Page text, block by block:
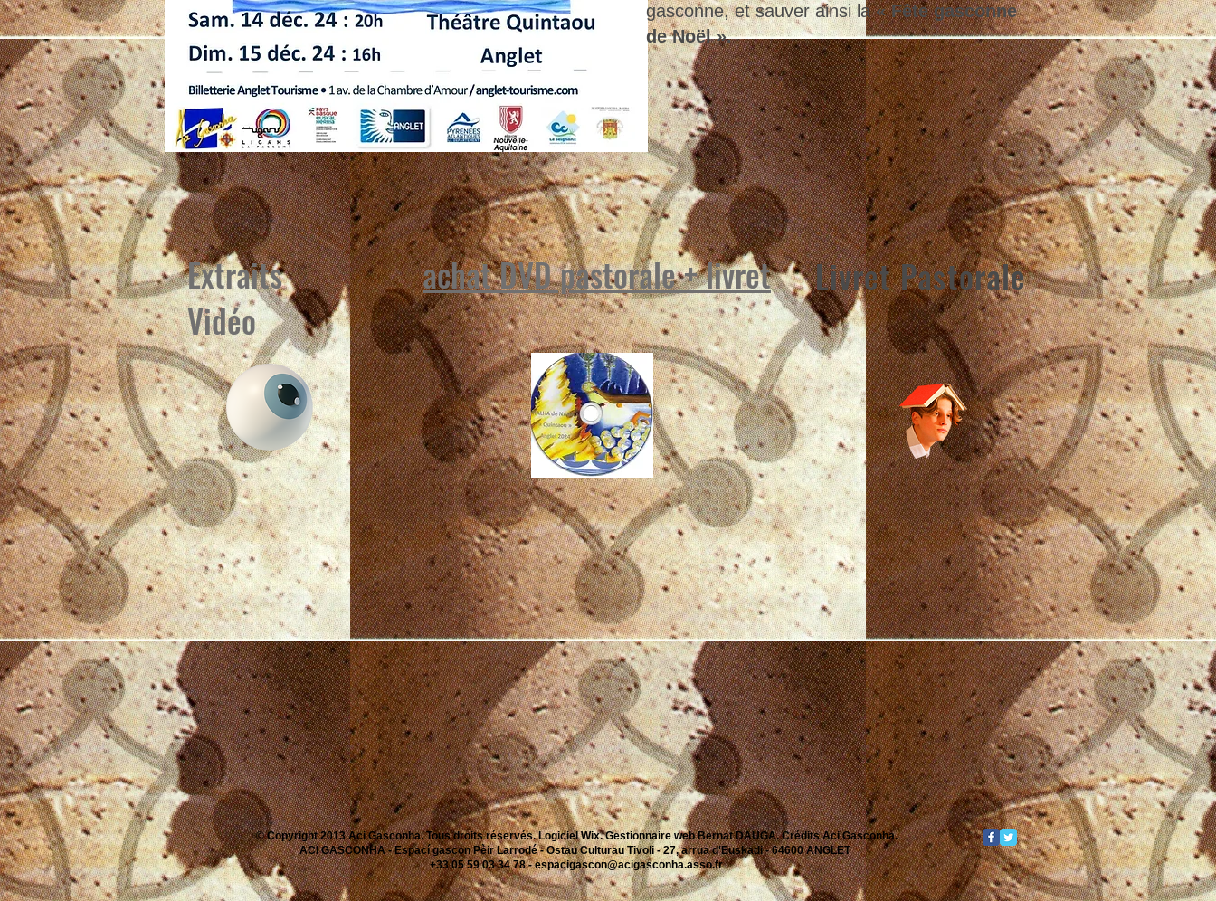
gasconne, et sauver ainsi la« Fête gasconne
de Noël ».
Extraits
Vidéo
achat DVD pastorale + livret Livret Pastorale
© Copyright 2013 Aci Gasconha. Tous droits réservés. Logiciel Wix. Gestionnaire web Bernat DAUGA. Crédits Aci Gasconha.
ACI GASCONHA - Espací gascon Pèir Larrodé - Ostau Culturau Tivoli - 27, arrua d'Euskadi - 64600 ANGLET
+33 05 59 03 34 78 -espacigascon@acigasconha.asso.fr